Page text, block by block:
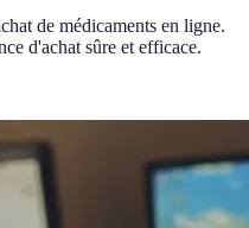
de médicaments en ligne.
d'achat sûre et efficace.